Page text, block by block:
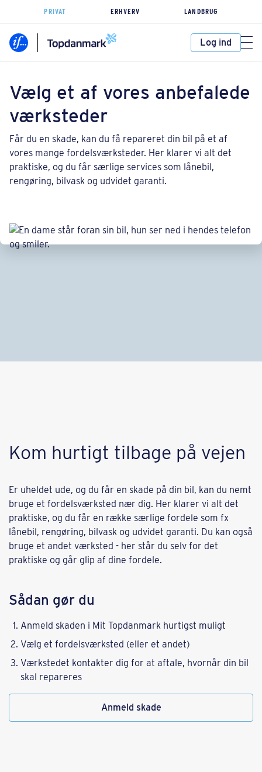
PRIVAT ERHVERV LANDBRUG
Log ind
Vælg et af vores anbefalede
værksteder
Får du en skade, kan du få repareret din bil på et af
vores mange fordelsværksteder. Her klarer vi alt det
praktiske, og du får særlige services som lånebil,
rengøring, bilvask og udvidet garanti.
Kom hurtigt tilbage på vejen
Er uheldet ude, og du får en skade på din bil, kan du nemt
bruge et fordelsværksted nær dig. Her klarer vi alt det
praktiske, og du får en række særlige fordele som fx
lånebil, rengøring, bilvask og udvidet garanti. Du kan også
bruge et andet værksted - her står du selv for det
praktiske og går glip af dine fordele.
Sådan gør du
Anmeld skaden i Mit Topdanmark hurtigst muligt
Vælg et fordelsværksted (eller et andet)
Værkstedet kontakter dig for at aftale, hvornår din bil
skal repareres
Anmeld skade